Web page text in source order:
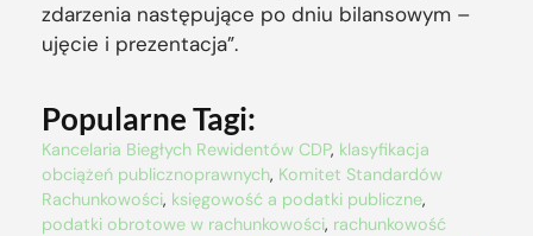
zdarzenia następujące po dniu bilansowym –
ujęcie i prezentacja”.
Popularne Tagi:
Kancelaria Biegłych Rewidentów CDP, klasyfikacja
obciążeń publicznoprawnych, Komitet Standardów
Rachunkowości, księgowość a podatki publiczne,
podatki obrotowe w rachunkowości, rachunkowość